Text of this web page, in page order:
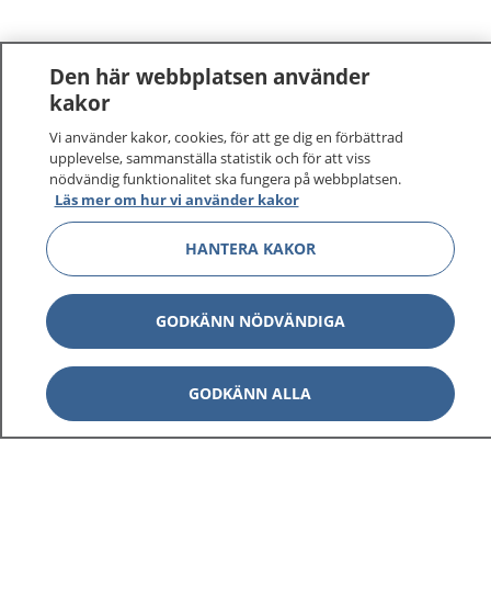
1177–tryggt om din hälsa och vård
På 1177.se får du råd om hälsa och information om
sjukdomar och vilka mottagningar du kan kontakta.
Logga in för att läsa din journal och göra dina
vårdärenden. Ring telefonnummer 1177 för
sjukvårdsrådgivning dygnet runt.
1177 ger dig råd när du vill må bättre.
Den här webbplatsen använder
kakor
Vi använder kakor, cookies, för att ge dig en förbättrad
upplevelse, sammanställa statistik och för att viss
nödvändig funktionalitet ska fungera på webbplatsen.
Läs mer om hur vi använder kakor
HANTERA KAKOR
GODKÄNN NÖDVÄNDIGA
GODKÄNN ALLA